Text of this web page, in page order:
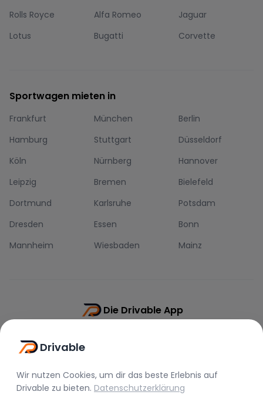
Rolls Royce
Alfa Romeo
Jaguar
Lotus
Bugatti Corvette
Sportwagen mieten in
Frankfurt München
Berlin
Hamburg
Stuttgart
Düsseldorf
Köln
Nürnberg
Hannover
Leipzig
Bremen
Bielefeld
Dortmund
Karlsruhe
Potsdam
Dresden
Essen
Bonn
Mannheim
Wiesbaden Mainz
Die Drivable App
Drivable
Wir nutzen Cookies, um dir das beste Erlebnis auf
Drivable zu bieten. Datenschutzerklärung